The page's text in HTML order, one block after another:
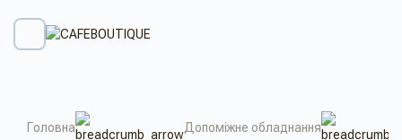
Головна Допоміжне обладнання